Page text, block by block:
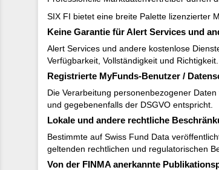
SIX FI bietet eine breite Palette lizenzierter
Keine Garantie für Alert Services und
Alert Services und andere kostenlose
Verfügbarkeit, Vollständigkeit und Richtigkeit.
Registrierte MyFunds-Benutzer /
Die Verarbeitung personenbezogener
und gegebenenfalls der DSGVO entspricht.
Lokale und andere rechtliche
Bestimmte auf Swiss Fund Data
geltenden rechtlichen und regulatorischen
Von der FINMA anerkannte